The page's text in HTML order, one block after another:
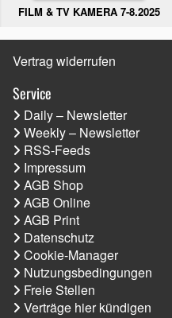
FILM & TV KAMERA 7-8.2025
Vertrag widerrufen
Service
Daily – Newsletter
Weekly – Newsletter
RSS-Feeds
Impressum
AGB Shop
AGB Online
AGB Print
Datenschutz
Cookie-Manager
Nutzungsbedingungen
Freie Stellen
Verträge hier kündigen